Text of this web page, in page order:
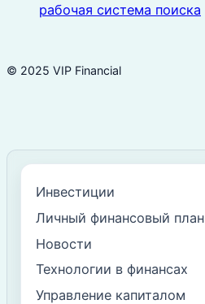
рабочая система поиска
© 2025 VIP Financial
Инвестиции
Личный финансовый план
Новости
Технологии в финансах
Управление капиталом